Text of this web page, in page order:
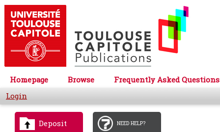
Homepage Browse
Frequently Asked Questions
Login
Deposit NEED HELP?